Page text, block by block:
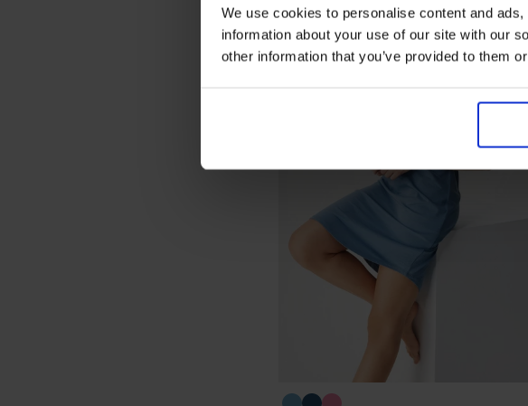
We use cookies to personalise content and
information about your use of our site with our
other information that you’ve provided to them